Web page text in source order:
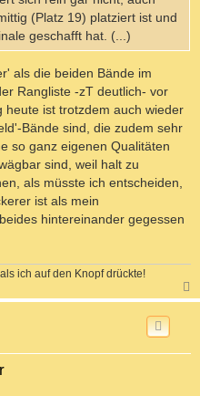
(Platz 19) platziert ist und
geschafft hat. (...)
als die beiden Bände im
Rangliste -zT deutlich- vor
heute ist trotzdem auch wieder
Bände sind, die zudem sehr
so ganz eigenen Qualitäten
sind, weil halt zu
als müsste ich entscheiden,
ist als mein
hintereinander gegessen
ich auf den Knopf drückte!
a